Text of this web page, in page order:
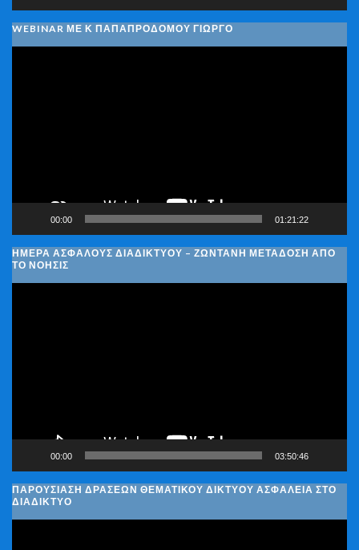
WEBINAR ΜΕ Κ ΠΑΠΑΠΡΟΔΌΜΟΥ ΓΙΏΡΓΟ
00:00 01:21:22
ΗΜΈΡΑ ΑΣΦΑΛΟΎΣ ΔΙΑΔΙΚΤΎΟΥ – ΖΩΝΤΑΝΉ ΜΕΤΆΔΟΣΗ ΑΠΌ
ΤΟ ΝΟΗΣΙΣ
00:00 03:50:46
ΠΑΡΟΥΣΊΑΣΗ ΔΡΆΣΕΩΝ ΘΕΜΑΤΙΚΟΎ ΔΙΚΤΎΟΥ ΑΣΦΆΛΕΙΑ ΣΤΟ
ΔΙΑΔΊΚΤΥΟ